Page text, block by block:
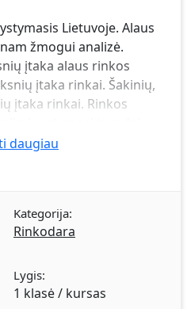
Lietuvoje. Alaus
žmogui analizė.
įtaka alaus rinkos
įtaka rinkai. Šakinių,
įtaka rinkai. Rinkos
2004-2005 metams.
daugiau
Kategorija:
Rinkodara
Lygis:
1 klasė / kursas